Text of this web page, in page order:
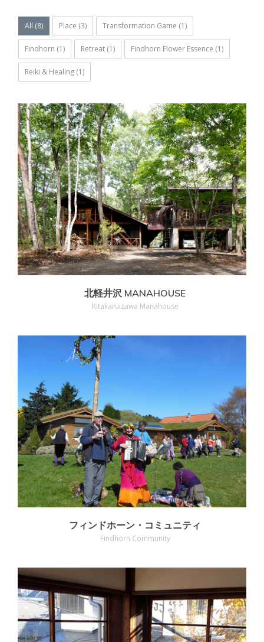
All (8) Place (3) Transformation Game (1)
Findhorn (1) Retreat (1) Findhorn Flower Essence (1)
Reiki & Healing (1)
MORE
北軽井沢 MANAHOUSE
Kitakaruizawa Manahouse
MORE
フィンドホーン・コミュニティ
Findhorn Community